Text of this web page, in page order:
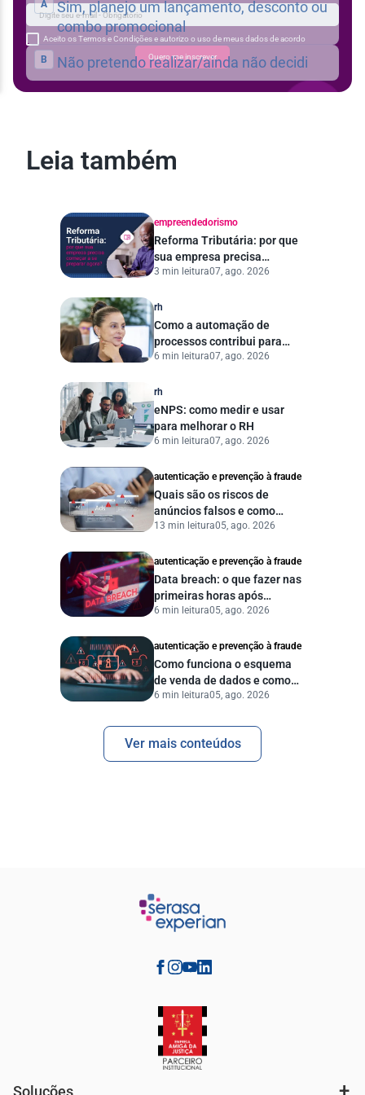
Aceito os Termos e Condições e autorizo o uso de meus dados de acordo
Quero me inscrever
Leia também
empreendedorismo
Reforma Tributária: por que
sua empresa precisa
começar a se preparar
3 min leitura07, ago. 2026
rh
Como a automação de
processos contribui para
uma gestão pública mais
6 min leitura07, ago. 2026
rh
eNPS: como medir e usar
para melhorar o RH
6 min leitura07, ago. 2026
autenticação e prevenção à fraude
Quais são os riscos de
anúncios falsos e como
proteger seu negócio?
13 min leitura05, ago. 2026
autenticação e prevenção à fraude
Data breach: o que fazer nas
primeiras horas após
vazamento de dados?
6 min leitura05, ago. 2026
autenticação e prevenção à fraude
Como funciona o esquema
de venda de dados e como
proteger sua empresa?
6 min leitura05, ago. 2026
Ver mais conteúdos
Soluções